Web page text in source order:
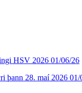
HSV 2026 01/06/26
þann 28. maí 2026 01/